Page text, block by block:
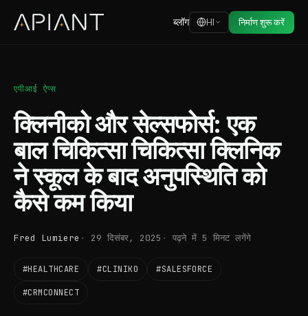
ब्लॉग HI निर्माण शुरू करें
एपीआई ऐप्स
क्लिनीको और सेल्सफोर्स: एक
बाल चिकित्सा चिकित्सा क्लिनिक
ने स्कूल के बाद अनुपस्थिति को
कैसे कम किया
Fred Lumiere 29 दिसंबर, 2025 पढ़ने में 5 मिनट लगेंगे
#HEALTHCARE #CLINIKO #SALESFORCE
#CRMCONNECT